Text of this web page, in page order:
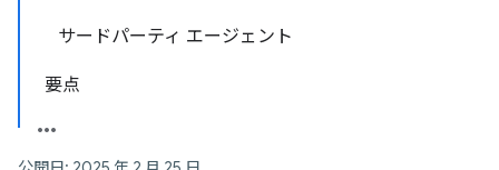
サードパーティ エージェント
要点